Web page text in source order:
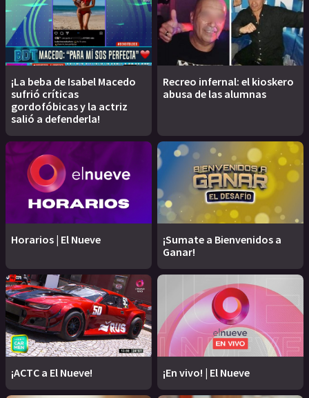
¡La beba de Isabel Macedo
sufrió críticas
gordofóbicas y la actriz
salió a defenderla!
Recreo infernal: el kioskero
abusa de las alumnas
Horarios | El Nueve
¡Sumate a Bienvenidos a
Ganar!
¡ACTC a El Nueve! ¡En vivo! | El Nueve